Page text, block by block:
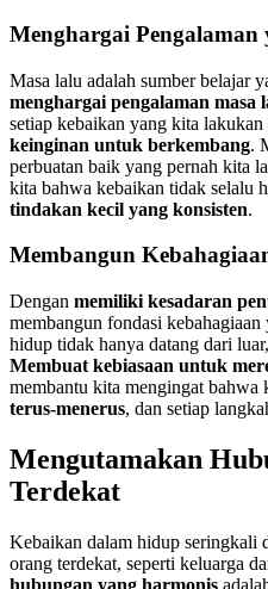
Menghargai Pengalaman
Masa lalu adalah sumber belajar
menghargai pengalaman masa
setiap kebaikan yang kita lakukan
keinginan untuk berkembang.
perbuatan baik yang pernah kita
kita bahwa kebaikan tidak selalu
tindakan kecil yang konsisten.
Membangun
Dengan memiliki kesadaran
membangun fondasi
hidup tidak hanya datang dari
Membuat kebiasaan untuk
membantu kita mengingat bahwa
terus-menerus, dan setiap
Mengutamakan
Terdekat
Kebaikan dalam hidup seringkali
orang terdekat, seperti keluarga
hubungan yang harmonis